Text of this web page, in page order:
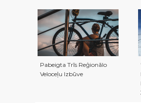
Pabeigta Trīs Reģionālo
Veloceļu Izbūve